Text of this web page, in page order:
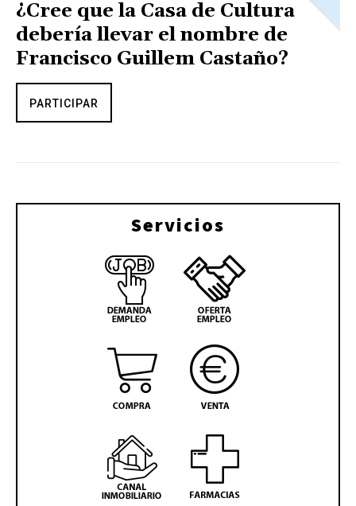
¿Cree que la Casa de Cultura
debería llevar el nombre de
Francisco Guillem Castaño?
PARTICIPAR
Servicios